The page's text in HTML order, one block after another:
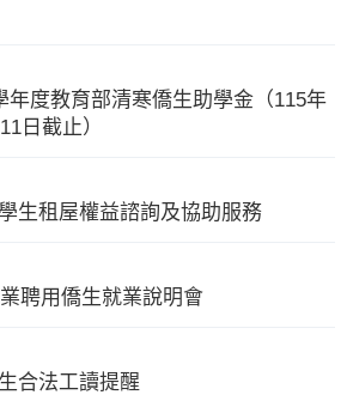
年度教育部清寒僑生助學金（115年
日截止）
生租屋權益諮詢及協助服務
業聘用僑生就業說明會
合法工讀提醒